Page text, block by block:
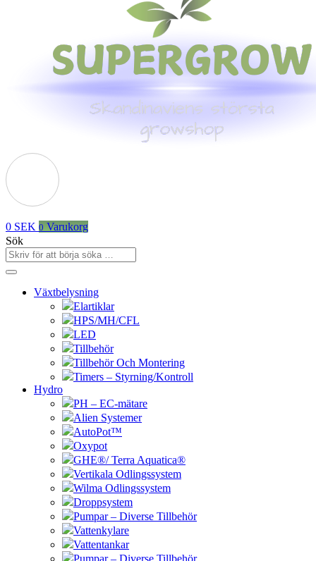
0 SEK 0 Varukorg
Sök
Växtbelysning
Elartiklar
HPS/MH/CFL
LED
Tillbehör
Tillbehör Och Montering
Timers – Styrning/Kontroll
Hydro
PH – EC-mätare
Alien Systemer
AutoPot™
Oxypot
GHE®/ Terra Aquatica®
Vertikala Odlingssystem
Wilma Odlingssystem
Droppsystem
Pumpar – Diverse Tillbehör
Vattenkylare
Vattentankar
Pumpar – Diverse Tillbehör